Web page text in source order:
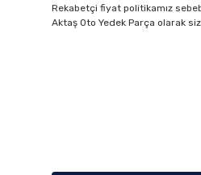
Rekabetçi fiyat politikamız
Aktaş Oto Yedek Parça olarak